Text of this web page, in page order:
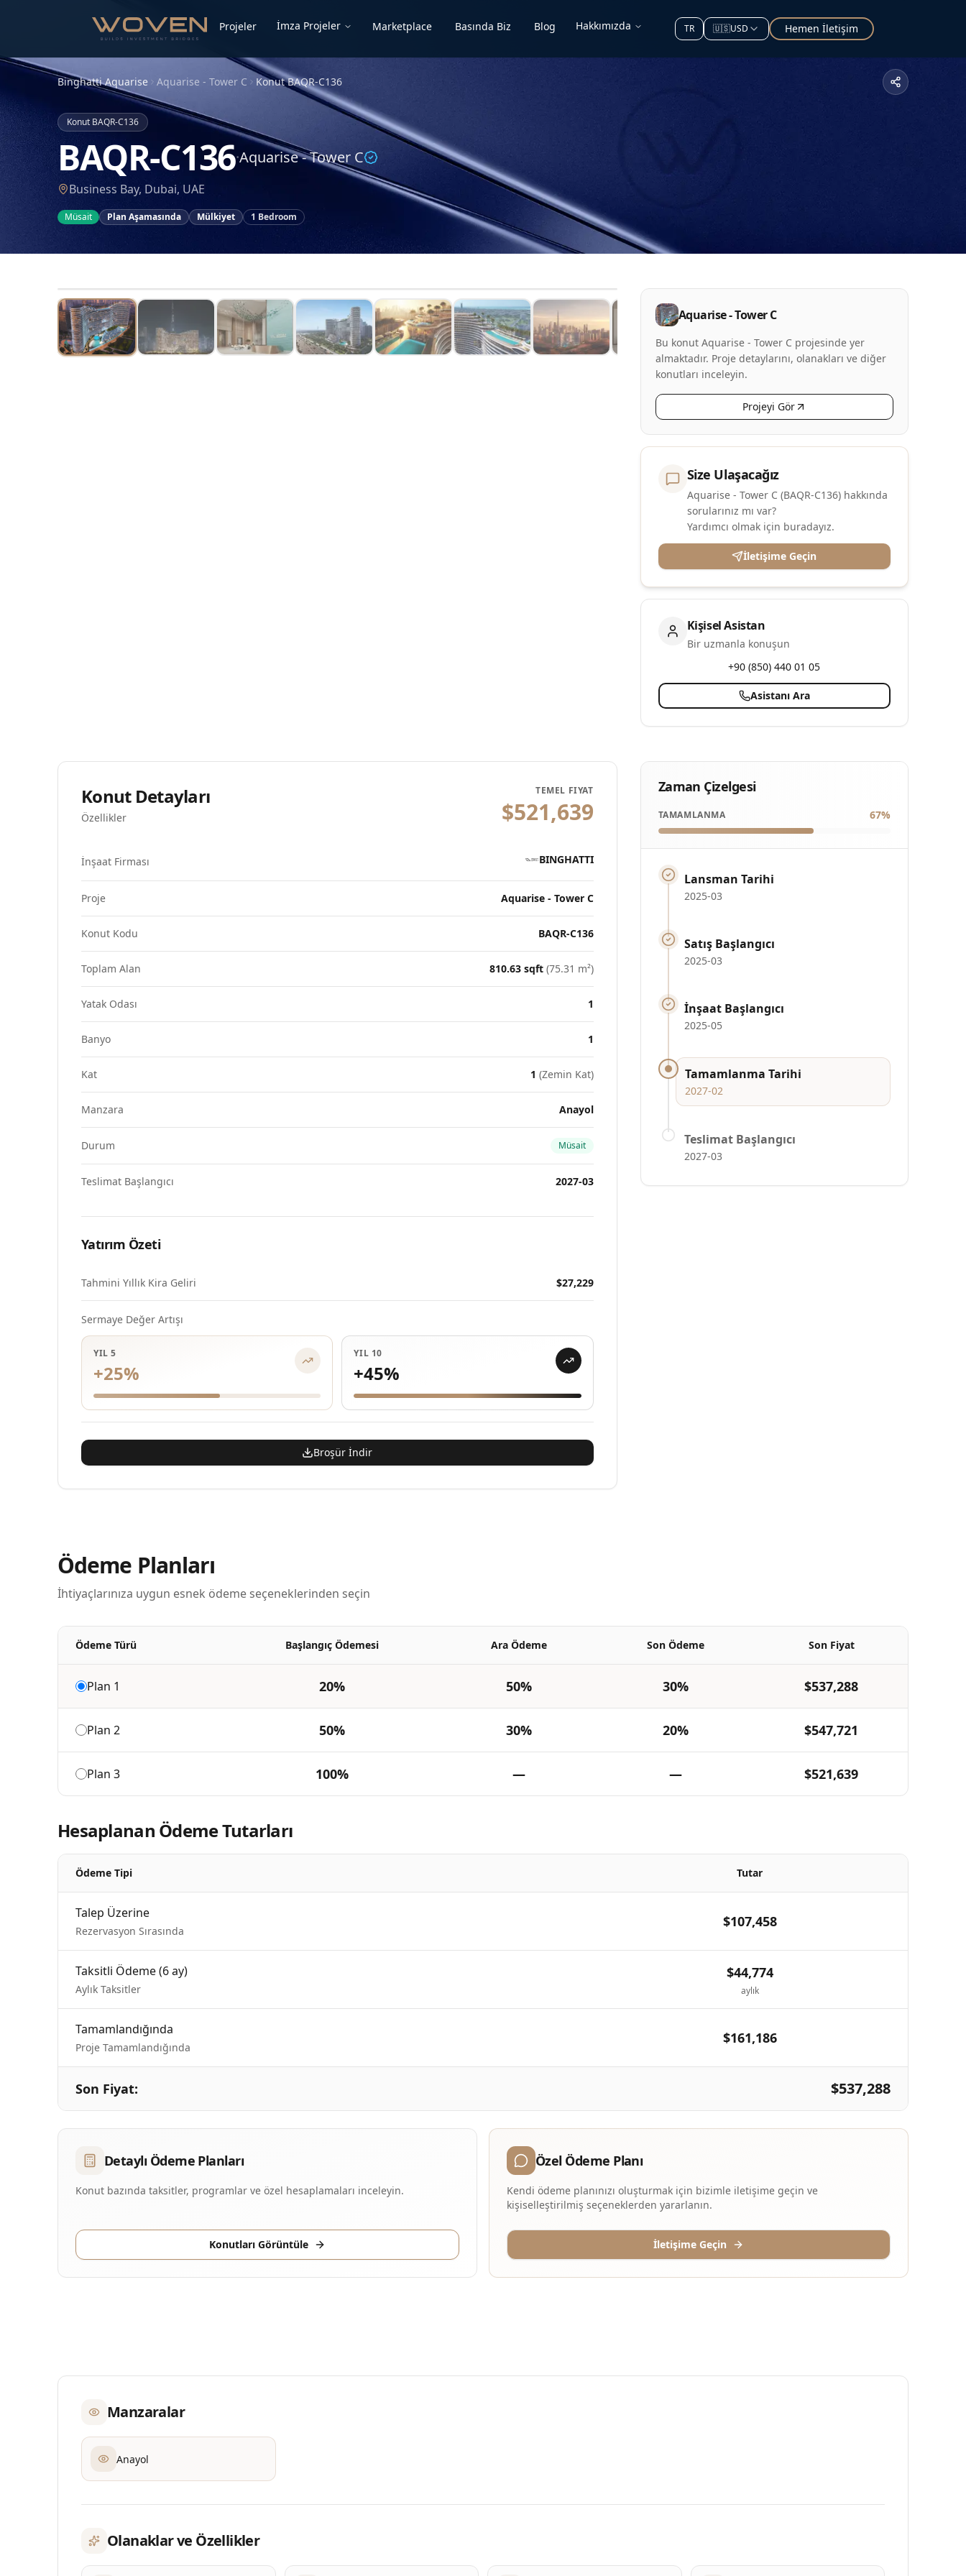
Projeler İmza Projeler Marketplace Basında Biz Blog Hakkımızda TR 🇺🇸USD Hemen İletişim
Binghatti Aquarise Aquarise - Tower C Konut BAQR-C136
Konut BAQR-C136
BAQR-C136·Aquarise - Tower C
Business Bay, Dubai, UAE
Müsait Plan Aşamasında Mülkiyet 1 Bedroom
Aquarise - Tower C
Bu konut Aquarise - Tower C projesinde yer
almaktadır. Proje detaylarını, olanakları ve diğer
konutları inceleyin.
Projeyi Gör
Size Ulaşacağız
Aquarise - Tower C (BAQR-C136) hakkında
sorularınız mı var?
Yardımcı olmak için buradayız.
İletişime Geçin
Kişisel Asistan
Bir uzmanla konuşun
+90 (850) 440 01 05
Asistanı Ara
Konut Detayları
Özellikler
TEMEL FIYAT
$521,639
İnşaat Firması BINGHATTI
Proje Aquarise - Tower C
Konut Kodu BAQR-C136
Toplam Alan 810.63sqft (75.31 m²)
Yatak Odası 1
Banyo 1
Kat 1 (Zemin Kat)
Manzara Anayol
Durum Müsait
Teslimat Başlangıcı 2027-03
Yatırım Özeti
Tahmini Yıllık Kira Geliri $27,229
Sermaye Değer Artışı
YIL 5
+25%
YIL 10
+45%
Broşür İndir
Zaman Çizelgesi
TAMAMLANMA 67%
Lansman Tarihi
2025-03
Satış Başlangıcı
2025-03
İnşaat Başlangıcı
2025-05
Tamamlanma Tarihi
2027-02
Teslimat Başlangıcı
2027-03
Ödeme Planları
İhtiyaçlarınıza uygun esnek ödeme seçeneklerinden seçin
Ödeme Türü Başlangıç Ödemesi Ara Ödeme Son Ödeme Son Fiyat
Plan 1 20% 50% 30% $537,288
Plan 2 50% 30% 20% $547,721
Plan 3 100% — — $521,639
Hesaplanan Ödeme Tutarları
Ödeme Tipi Tutar
Talep Üzerine
Rezervasyon Sırasında
$107,458
Taksitli Ödeme(6ay)
Aylık Taksitler
$44,774
aylık
Tamamlandığında
Proje Tamamlandığında
$161,186
Son Fiyat: $537,288
Detaylı Ödeme Planları
Konut bazında taksitler, programlar ve özel hesaplamaları inceleyin.
Konutları Görüntüle
Özel Ödeme Planı
Kendi ödeme planınızı oluşturmak için bizimle iletişime geçin ve
kişiselleştirilmiş seçeneklerden yararlanın.
İletişime Geçin
Manzaralar
Anayol
Olanaklar ve Özellikler